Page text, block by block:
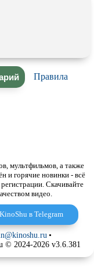
Правила
мультфильмов, а также
и горячие новинки - всё
Скачивайте
видео.
KinoShu в Telegram
•
© 2024-2026 v3.6.381